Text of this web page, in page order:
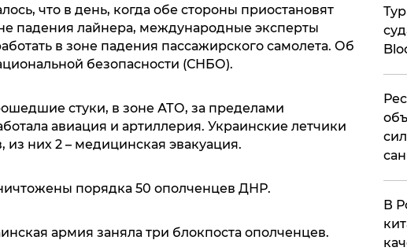
что в день, когда обе стороны приостановят
падения лайнера, международные эксперты
в зоне падения пассажирского самолета. Об
безопасности (СНБО).
стуки, в зоне АТО, за пределами
авиация и артиллерия. Украинские летчики
из них 2 – медицинская эвакуация.
порядка 50 ополченцев ДНР.
армия заняла три блокпоста ополченцев.
В